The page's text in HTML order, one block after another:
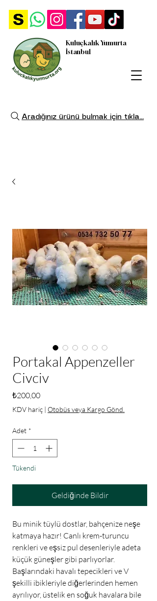
Kuluçkalık Yumurta
İstanbul
Aradığınız ürünü bulmak için tıkla...
Portakal Appenzeller
Civciv
₺200,00Fiyat
KDV hariç | Otobüs veya Kargo Gönd.
Adet *
Tükendi
Geldiğinde Bildir
Bu minik tüylü dostlar, bahçenize neşe
katmaya hazır! Canlı krem-turuncu
renkleri ve eşsiz pul desenleriyle adeta
küçük güneşler gibi parlıyorlar.
Başlarındaki havalı tepecikleri ve V
şekilli ibikleriyle diğerlerinden hemen
ayrılıyor, üstelik en soğuk havalara bile